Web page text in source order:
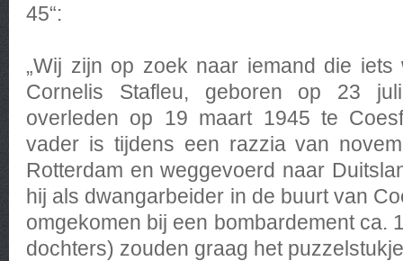
45“:
„Wij zijn op zoek naar iemand die
Cornelis Stafleu, geboren op 23
overleden op 19 maart 1945 te
vader is tijdens een razzia van
Rotterdam en weggevoerd naar
hij als dwangarbeider in de buurt van
omgekomen bij een bombardement ca.
dochters) zouden graag het